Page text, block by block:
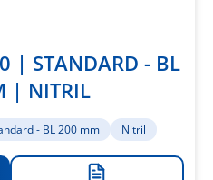
| STANDARD - BL
| NITRIL
- BL 200 mm Nitril